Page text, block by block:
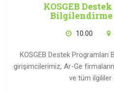
KOSGEB
Bilgilendirme
10.00
KOSGEB Destek Programları
girişimcilerimiz, Ar-Ge
ve tüm ilgililer